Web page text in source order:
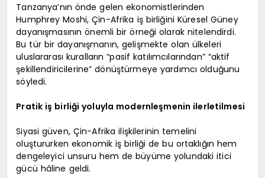
Tanzanya’nın önde gelen ekonomistlerinden
Humphrey Moshi, Çin-Afrika iş birliğini Küresel Güney
dayanışmasının önemli bir örneği olarak nitelendirdi.
Bu tür bir dayanışmanın, gelişmekte olan ülkeleri
uluslararası kuralların “pasif katılımcılarından” “aktif
şekillendiricilerine” dönüştürmeye yardımcı olduğunu
söyledi.
Pratik iş birliği yoluyla modernleşmenin ilerletilmesi
Siyasi güven, Çin-Afrika ilişkilerinin temelini
oluştururken ekonomik iş birliği de bu ortaklığın hem
dengeleyici unsuru hem de büyüme yolundaki itici
gücü hâline geldi.